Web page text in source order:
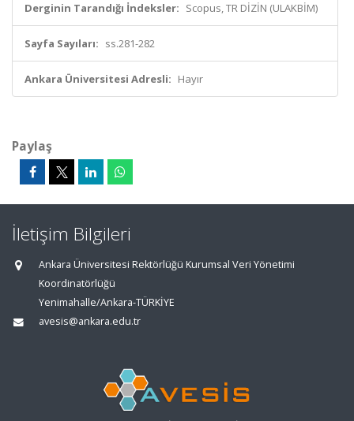
Derginin Tarandığı İndeksler: Scopus, TR DİZİN (ULAKBİM)
Sayfa Sayıları: ss.281-282
Ankara Üniversitesi Adresli: Hayır
Paylaş
İletişim Bilgileri
Ankara Üniversitesi Rektörlüğü Kurumsal Veri Yönetimi
Koordinatörlüğü
Yenimahalle/Ankara-TÜRKİYE
avesis@ankara.edu.tr